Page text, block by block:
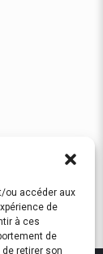
ou accéder aux
de
à ces
de
retirer son